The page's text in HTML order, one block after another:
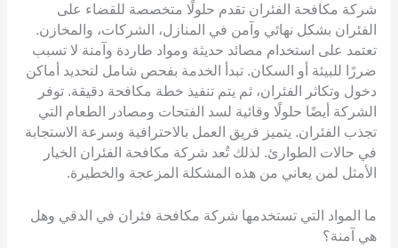
شركة مكافحة الفئران تقدم حلولًا متخصصة للقضاء على
الفئران بشكل نهائي وآمن في المنازل، الشركات، والمخازن.
تعتمد على استخدام مصائد حديثة ومواد طاردة وآمنة لا تسبب
ضررًا للبيئة أو السكان. تبدأ الخدمة بفحص شامل لتحديد أماكن
دخول وتكاثر الفئران، ثم يتم تنفيذ خطة مكافحة دقيقة. توفر
الشركة أيضًا حلولًا وقائية لسد الفتحات ومصادر الطعام التي
تجذب الفئران. يتميز فريق العمل بالاحترافية وسرعة الاستجابة
في حالات الطوارئ. لذلك تُعد شركة مكافحة الفئران الخيار
الأمثل لمن يعاني من هذه المشكلة المزعجة والخطيرة.
ما المواد التي تستخدمها شركة مكافحة فئران في الدقي وهل
هي آمنة؟